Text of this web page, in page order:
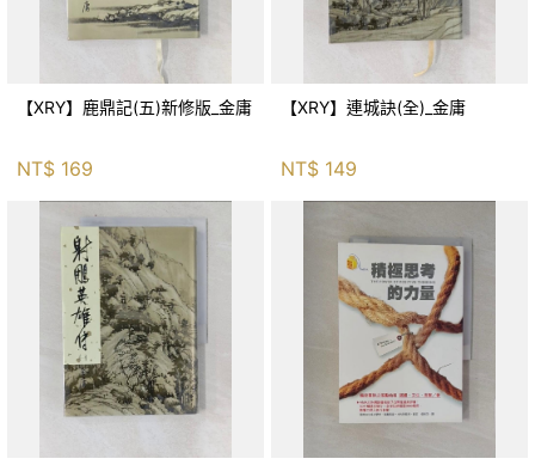
【XRY】鹿鼎記(五)新修版_金庸
NT$ 169
【XRY】連城訣(全)_金庸
NT$ 149